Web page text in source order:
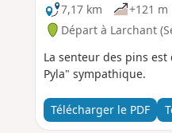
7,17 km
+121 m
Départ à Larchant
La senteur des pins
Pyla" sympathique.
Télécharger le PDF